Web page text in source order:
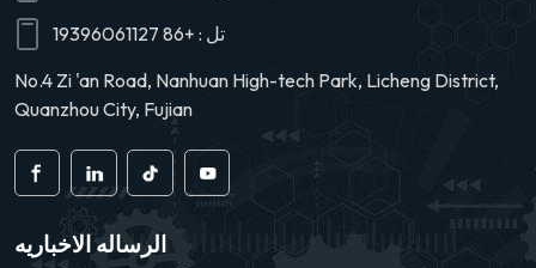
تل : +86 19396061127
No.4 Zi 'an Road, Nanhuan High-tech Park, Licheng District,
Quanzhou City, Fujian
الرساله الاخباريه